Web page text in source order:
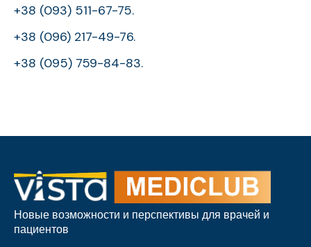
+38 (093) 511-67-75.
+38 (096) 217-49-76.
+38 (095) 759-84-83.
Новые возможности и перспективы для врачей и
пациентов